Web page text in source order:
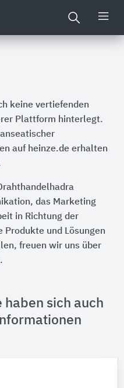
keine vertiefenden
Plattform hinterlegt.
auf heinze.de erhalten
das Marketing
in Richtung der
Produkte und Lösungen
freuen wir uns über
haben sich auch